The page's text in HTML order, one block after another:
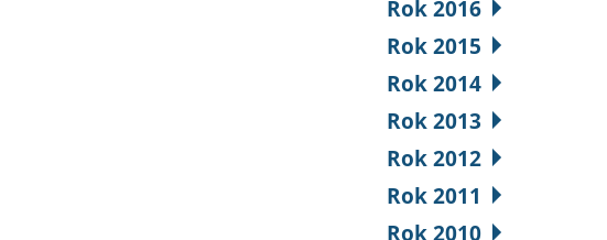
Rok 2016
Rok 2015
Rok 2014
Rok 2013
Rok 2012
Rok 2011
Rok 2010